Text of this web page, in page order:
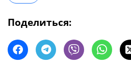
Поделиться: